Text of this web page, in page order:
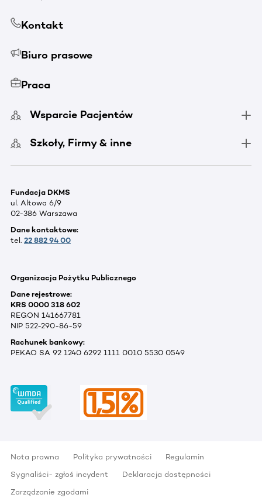
Kontakt
Biuro prasowe
Praca
Wsparcie Pacjentów
Szkoły, Firmy & inne
Fundacja DKMS
ul. Altowa 6/9
02-386 Warszawa
Dane kontaktowe:
tel. 22 882 94 00
Organizacja Pożytku Publicznego
Dane rejestrowe:
KRS 0000 318 602
REGON 141667781
NIP 522-290-86-59
Rachunek bankowy:
PEKAO SA 92 1240 6292 1111 0010 5530 0549
Nota prawna Polityka prywatności
Regulamin
Sygnaliści- zgłoś incydent
Deklaracja dostępności
Zarządzanie zgodami